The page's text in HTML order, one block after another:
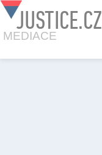
JUSTICE.CZ
MEDIACE